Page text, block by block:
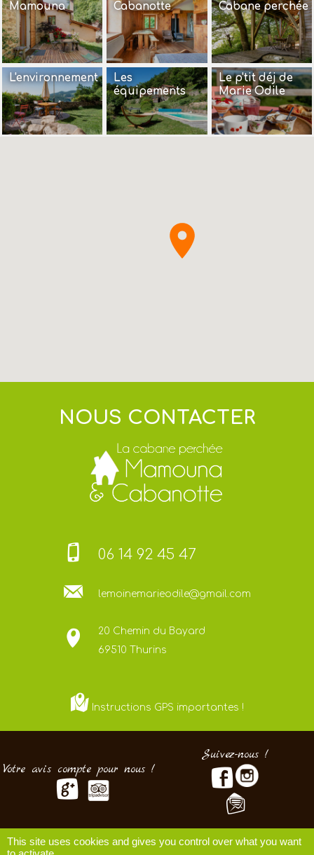
Mamouna Cabanotte Cabane perchée
L'environnement
Les
équipements
Le p'tit déj de
Marie Odile
NOUS CONTACTER
06 14 92 45 47
lemoinemarieodile@gmail.com
20 Chemin du Bayard
69510 Thurins
Instructions GPS importantes !
Votre avis compte pour nous !
Suivez-nous !
Cookies & mentions légales
This site uses cookies and gives you control over what you want